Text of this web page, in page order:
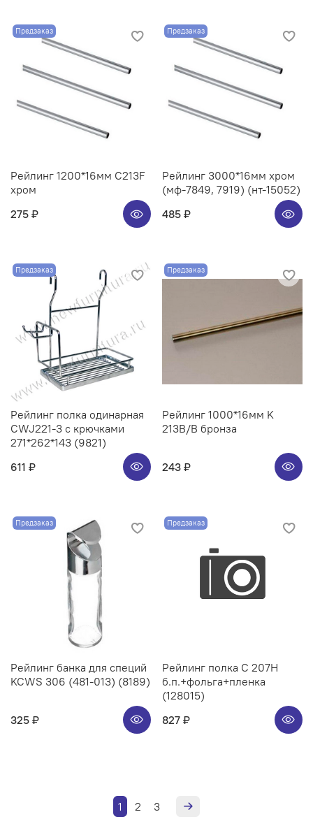
Предзаказ
Рейлинг 1200*16мм C213F
хром
275 ₽
Предзаказ
Рейлинг 3000*16мм хром
(мф-7849, 7919) (нт-15052)
485 ₽
Предзаказ
Рейлинг полка одинарная
CWJ221-3 с крючками
271*262*143 (9821)
611 ₽
Предзаказ
Рейлинг 1000*16мм K
213B/B бронза
243 ₽
Предзаказ
Рейлинг банка для специй
KCWS 306 (481-013) (8189)
325 ₽
Предзаказ
Рейлинг полка C 207H
б.п.+фольга+пленка
(128015)
827 ₽
1 2 3